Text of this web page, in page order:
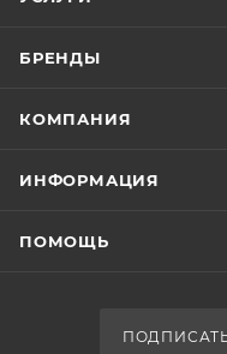
00-01192490
1885.74
Saona
Финляндия
Озон_Вес с упаковкой, г